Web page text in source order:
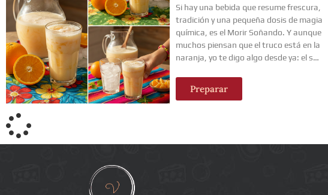
Si hay una bebida que resume frescura,
tradición y una pequeña dosis de magia
química, es el Morir Soñando. Y aunque
muchos piensan que el truco está en la
naranja, yo te digo algo desde ya: el s…
Preparar